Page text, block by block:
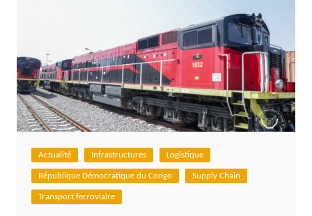
Actualité Infrastructures Logistique
République Démocratique du Congo Supply Chain
Transport ferroviaire